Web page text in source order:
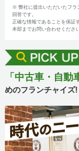
※ 弊社に提出いただいたフラ
回答です。
正確な情報であることを保証
本部までお問い合わせください
「中古車・自動
めのフランチャイズ!